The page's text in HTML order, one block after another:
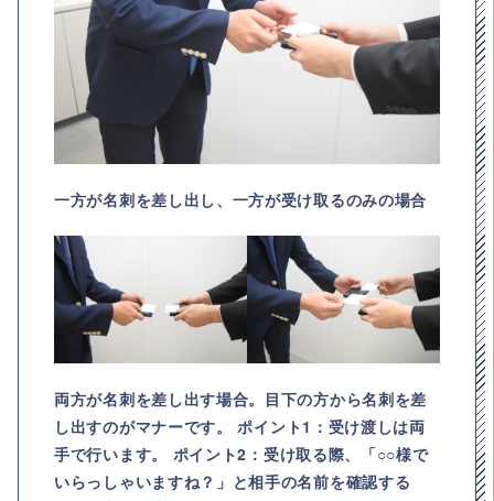
一方が名刺を差し出し、一方が受け取るのみの場合
両方が名刺を差し出す場合。目下の方から名刺を差
し出すのがマナーです。
ポイント1：受け渡しは両
手で行います。
ポイント2：受け取る際、「○○様で
いらっしゃいますね？」と相手の名前を確認する